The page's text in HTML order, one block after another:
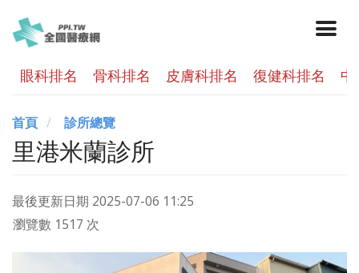
眼科排名 骨科排名 皮膚科排名 復健科排名
首頁 診所總覽
里港米蘭診所
最後更新日期 2025-07-06 11:25
瀏覽數 1517 次